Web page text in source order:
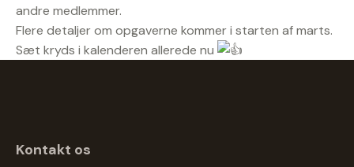
andre medlemmer.
Flere detaljer om opgaverne kommer i starten af marts.
Sæt kryds i kalenderen allerede nu
Kontakt os